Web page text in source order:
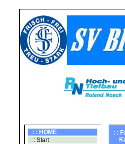
: : HOME
:: Start
: :